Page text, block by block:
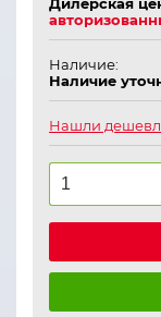
Наличие:
Наличие
Нашли